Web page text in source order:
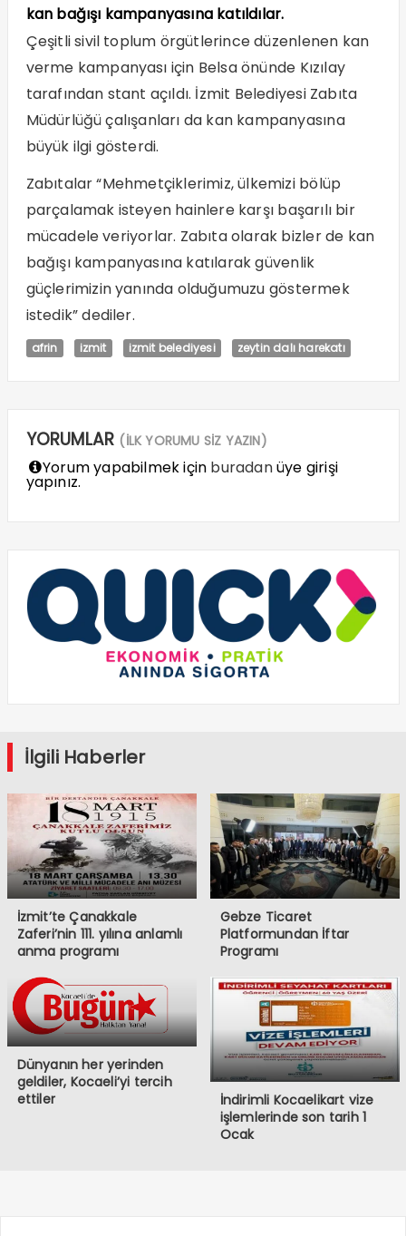
kan bağışı kampanyasına katıldılar.
Çeşitli sivil toplum örgütlerince düzenlenen kan
verme kampanyası için Belsa önünde Kızılay
tarafından stant açıldı. İzmit Belediyesi Zabıta
Müdürlüğü çalışanları da kan kampanyasına
büyük ilgi gösterdi.
Zabıtalar “Mehmetçiklerimiz, ülkemizi bölüp
parçalamak isteyen hainlere karşı başarılı bir
mücadele veriyorlar. Zabıta olarak bizler de kan
bağışı kampanyasına katılarak güvenlik
güçlerimizin yanında olduğumuzu göstermek
istedik” dediler.
afrin izmit izmit belediyesi zeytin dalı harekatı
YORUMLAR (İLK YORUMU SİZ YAZIN)
Yorum yapabilmek için buradanüye girişi
yapınız.
İlgili Haberler
İzmit’te Çanakkale
Zaferi’nin 111. yılına anlamlı
anma programı
Gebze Ticaret
Platformundan İftar
Programı
Dünyanın her yerinden
geldiler, Kocaeli’yi tercih
ettiler
İndirimli Kocaelikart vize
işlemlerinde son tarih 1
Ocak